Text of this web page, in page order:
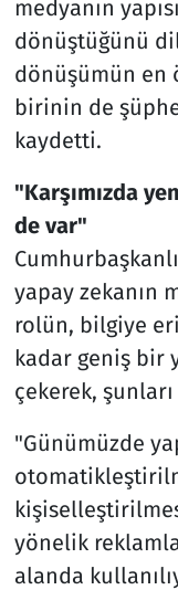
medyanın
dönüştüğünü
dönüşümün en
birinin de
kaydetti.
"Karşımızda
de var"
yapay zekanın
rolün, bilgiye
kadar geniş bir
çekerek,
"Günümüzde
yönelik
alanda